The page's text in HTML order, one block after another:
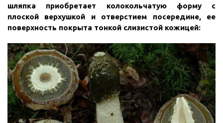
шляпка приобретает колокольчатую форму с
плоской верхушкой и отверстием посередине, ее
поверхность покрыта тонкой слизистой кожицей: